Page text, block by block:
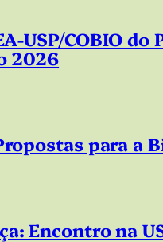
USP/COBIO
2026
para a
Encontro na